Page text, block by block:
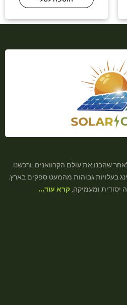
שהבנו את עולם הקרוואנים, ורכשנו
בעלויות גבוהות מהמעט ספקים בארץ.
יסודית ומעמיקה, קרא עוד…